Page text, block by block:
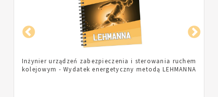
Pielęgniarka - Wydatek energetyczny metodą
LEHMANNA